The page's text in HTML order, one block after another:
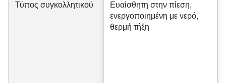
Τύπος συγκολλητικού
Ευαίσθητη στην πίεση,
ενεργοποιημένη με νερό,
θερμή τήξη